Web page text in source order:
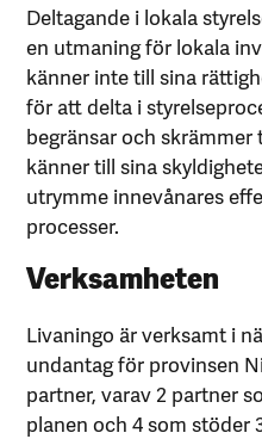
Deltagande i lokala
en utmaning för lokala
känner inte till sina
för att delta i
begränsar och
känner till sina
utrymme innevånares
processer.
Verksamheten
Livaningo är verksamt i
undantag för provinsen
partner, varav 2 partner
planen och 4 som stöder